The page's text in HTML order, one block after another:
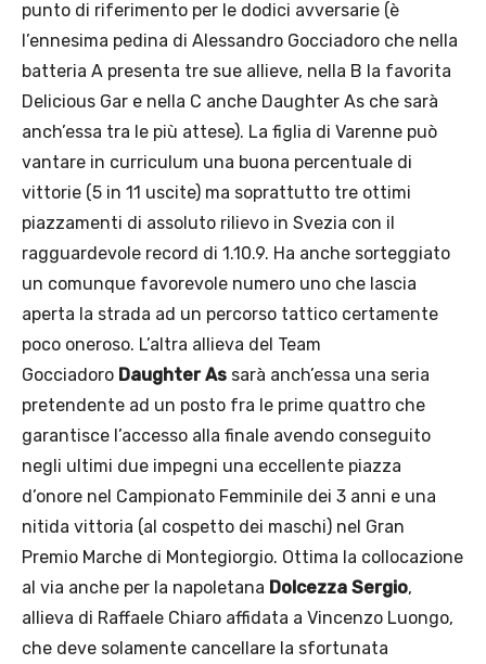
punto di riferimento per le dodici avversarie (è
l’ennesima pedina di Alessandro Gocciadoro che nella
batteria A presenta tre sue allieve, nella B la favorita
Delicious Gar e nella C anche Daughter As che sarà
anch’essa tra le più attese). La figlia di Varenne può
vantare in curriculum una buona percentuale di
vittorie (5 in 11 uscite) ma soprattutto tre ottimi
piazzamenti di assoluto rilievo in Svezia con il
ragguardevole record di 1.10.9. Ha anche sorteggiato
un comunque favorevole numero uno che lascia
aperta la strada ad un percorso tattico certamente
poco oneroso. L’altra allieva del Team
Gocciadoro Daughter As sarà anch’essa una seria
pretendente ad un posto fra le prime quattro che
garantisce l’accesso alla finale avendo conseguito
negli ultimi due impegni una eccellente piazza
d’onore nel Campionato Femminile dei 3 anni e una
nitida vittoria (al cospetto dei maschi) nel Gran
Premio Marche di Montegiorgio. Ottima la collocazione
al via anche per la napoletana Dolcezza Sergio,
allieva di Raffaele Chiaro affidata a Vincenzo Luongo,
che deve solamente cancellare la sfortunata